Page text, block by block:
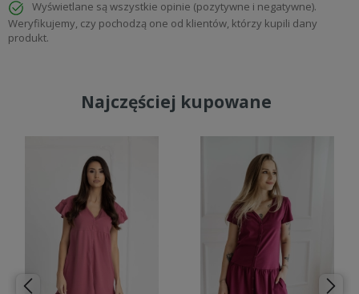
Wyświetlane są wszystkie opinie (pozytywne i negatywne).
Weryfikujemy, czy pochodzą one od klientów, którzy kupili dany
produkt.
Najczęściej kupowane